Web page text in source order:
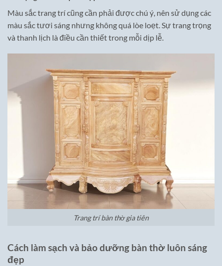
Màu sắc trang trí cũng cần phải được chú ý, nên sử dụng các
màu sắc tươi sáng nhưng không quá lòe loẹt. Sự trang trọng
và thanh lịch là điều cần thiết trong mỗi dịp lễ.
Trang trí bàn thờ gia tiên
Cách làm sạch và bảo dưỡng bàn thờ luôn sáng
đẹp